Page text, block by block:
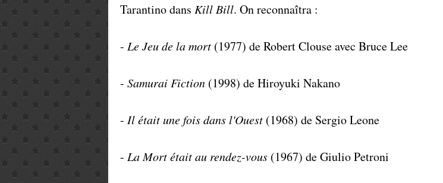
Tarantino dans Kill Bill. On reconnaîtra :
- Le Jeu de la mort (1977) de Robert Clouse avec Bruce Lee
- Samurai Fiction (1998) de Hiroyuki Nakano
- Il était une fois dans l'Ouest (1968) de Sergio Leone
- La Mort était au rendez-vous (1967) de Giulio Petroni